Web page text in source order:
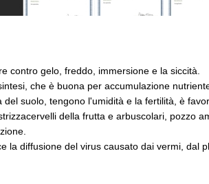
contro gelo, freddo, immersione e la siccità.
che è buona per accumulazione
suolo, tengono l'umidità e la fertilità, è
della frutta e arbuscolari, pozzo
la diffusione del virus causato dai vermi, dal